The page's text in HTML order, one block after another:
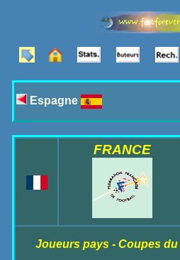
Espagne
FRANCE
Joueurs pays - Coupes